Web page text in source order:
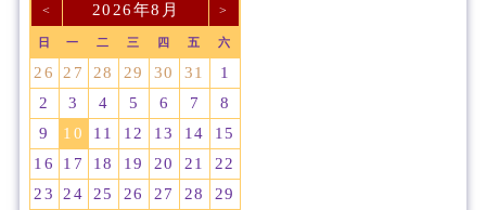
< 2026年8月 >
日 一 二 三 四 五 六
26 27 28 29 30 31
1
2
3 4 5 6 7
8
9
10 11 12 13 14
15
16
17 18 19 20 21
22
23
24 25 26 27 28
29